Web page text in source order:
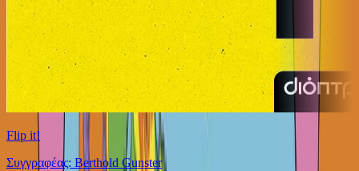
Flip it!
Συγγραφέας: Berthold Gunster